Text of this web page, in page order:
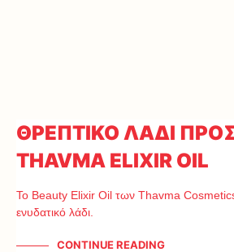
ΘΡΕΠΤΙΚΟ ΛΑΔΙ
THAVMA ELIXIR OIL
Το Beauty Elixir Oil των Thavma
ενυδατικό λάδι.
CONTINUE READING